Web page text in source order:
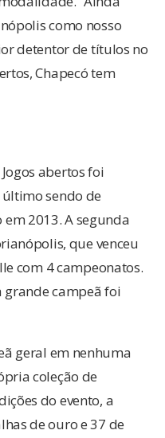
como nosso
detentor de títulos no
Chapecó tem
abertos foi
sendo de
2013. A segunda
que venceu
com 4 campeonatos.
grande campeã foi
geral em nenhuma
coleção de
do evento, a
de ouro e 37 de